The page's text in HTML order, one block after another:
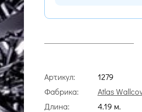
Артикул:
1279
Фабрика:
Atlas
Длина:
4.19 м.